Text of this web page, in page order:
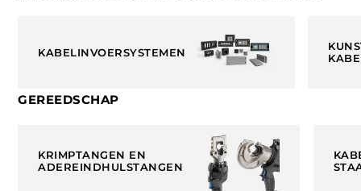
KABELINVOERSYSTEMEN
GEREEDSCHAP
KRIMPTANGEN EN
ADEREINDHULSTANGEN